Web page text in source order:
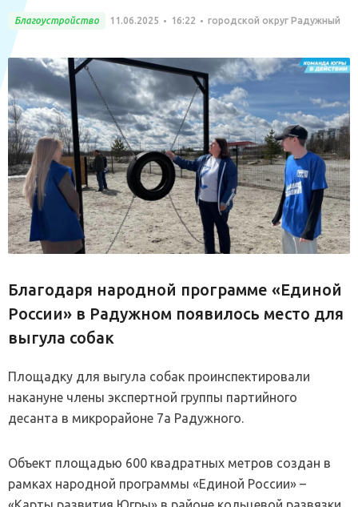
Благоустройство 11.06.2025 16:22 городской округ Радужный
Благодаря народной программе «Единой
России» в Радужном появилось место для
выгула собак
Площадку для выгула собак проинспектировали
накануне члены экспертной группы партийного
десанта в микрорайоне 7а Радужного.
Объект площадью 600 квадратных метров создан в
рамках народной программы «Единой России» –